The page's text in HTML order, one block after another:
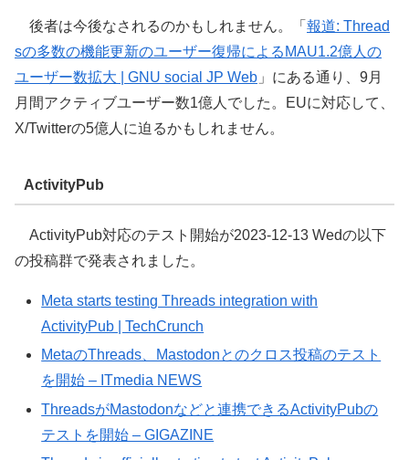
後者は今後なされるのかもしれません。「 報道: Thread
sの多数の機能更新のユーザー復帰によるMAU1.2億人の
ユーザー数拡大 | GNU social JP Web 」にある通り、9月
月間アクティブユーザー数1億人でした。EUに対応して、
X/Twitterの5億人に迫るかもしれません。
ActivityPub
ActivityPub対応のテスト開始が2023-12-13 Wedの以下
の投稿群で発表されました。
Meta starts testing Threads integration with
ActivityPub | TechCrunch
MetaのThreads、Mastodonとのクロス投稿のテスト
を開始 – ITmedia NEWS
ThreadsがMastodonなどと連携できるActivityPubの
テストを開始 – GIGAZINE